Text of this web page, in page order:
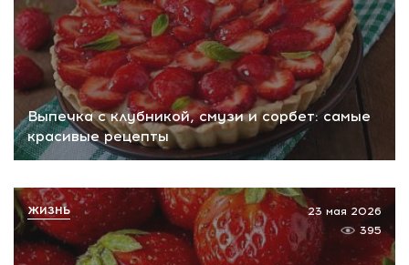
Выпечка с клубникой, смузи и сорбет: самые
красивые рецепты
23 мая 2026
395
ЖИЗНЬ